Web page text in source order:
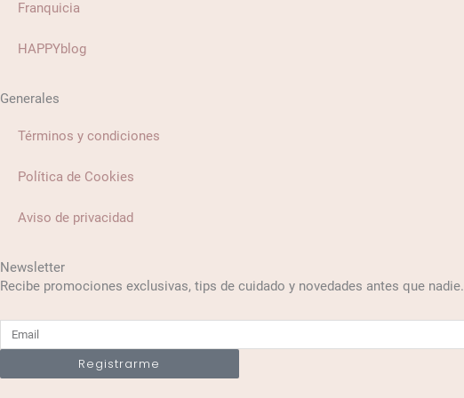
Franquicia
HAPPYblog
Generales
Términos y condiciones
Política de Cookies
Aviso de privacidad
Newsletter
Recibe promociones exclusivas, tips de cuidado y novedades antes que nadie.
Email
Registrarme